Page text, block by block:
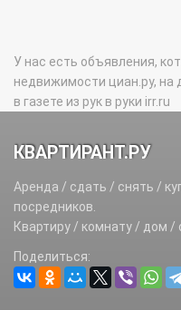
У нас есть объявления,
недвижимости циан.ру, на
в газете из рук в руки irr.ru
КВАРТИРАНТ.РУ
Аренда / сдать / снять /
посредников.
Квартиру / комнату / дом
Поделиться: